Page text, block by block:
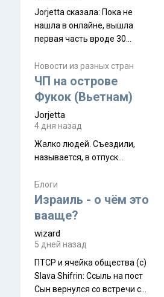
Jorjetta сказалa: Пока не
нашла в онлайне, вышла
первая часть вроде 30
Дивали 8 ноября.
Новости из разных стран
ЧП на острове
Фукок (Вьетнам)
Jorjetta
4 дня назад
Жалко людей. Съездили,
называется, в отпуск...
Блоги
Израиль - о чём это
вааще?
wizard
5 дней назад
ПТСР и ячейка общества (с)
Slava Shifrin: Ссыль на пост
Сын вернулся со встречи с